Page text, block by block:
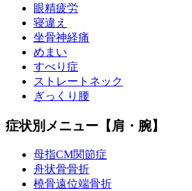
眼精疲労
寝違え
坐骨神経痛
めまい
すべり症
ストレートネック
ぎっくり腰
症状別メニュー【肩・腕】
母指CM関節症
舟状骨骨折
橈骨遠位端骨折